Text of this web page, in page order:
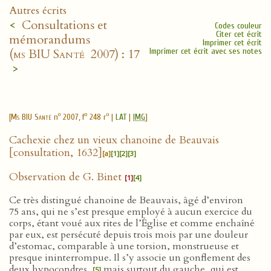
Autres écrits
< Consultations et
mémorandums
(ms BIU Santé 2007) : 17
>
Codes couleur
Citer cet écrit
Imprimer cet écrit
Imprimer cet écrit avec ses notes
[Ms BIU Santé no 2007, fo 248 ro | LAT| IMG]
Cachexie chez un vieux chanoine de Beauvais
[consultation, 1632] [a][1][2][3]
Observation de G. Binet [1][4]
Ce très distingué chanoine de Beauvais, âgé d’environ
75 ans, qui ne s’est presque employé à aucun exercice du
corps, étant voué aux rites de l’Église et comme enchaîné
par eux, est persécuté depuis trois mois par une douleur
d’estomac, comparable à une torsion, monstrueuse et
presque ininterrompue. Il s’y associe un gonflement des